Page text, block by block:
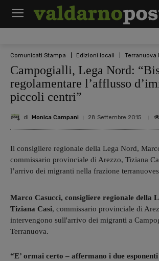
Comunicati Stampa Edizioni locali Terranuova
Campogialli, Lega Nord:
regolamentare l’afflusso
piccoli centri”
di Monica Campani 28 Settembre 2015
Il consigliere regionale della Lega Nord,
commissario provinciale di Arezzo, Tiziana
l’arrivo dei migranti nella frazione
Marco Casucci, consigliere regionale della
Tiziana Casi, commissario provinciale di
intervengono sull'arrivo dei migranti a
Terranuova.
“E’ ormai certo – affermano i due